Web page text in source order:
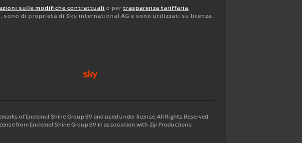
sulle modifiche contrattuali o per trasparenza tariffaria,
di proprietà di Sky international AG e sono utilizzati su licenza.
of Endemol Shine Group BV and used under license. All Rights Reserved.
from Endemol Shine Group BV in association with Ziji Productions